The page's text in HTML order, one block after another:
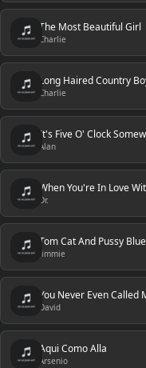
The Most Beautiful Girl
Charlie
Long Haired Country
Charlie
It's Five O' Clock
Alan
When You're In Love
Dr.
Tom Cat And Pussy
Jimmie
You Never Even Called
David
Aqui Como Alla
Arsenio